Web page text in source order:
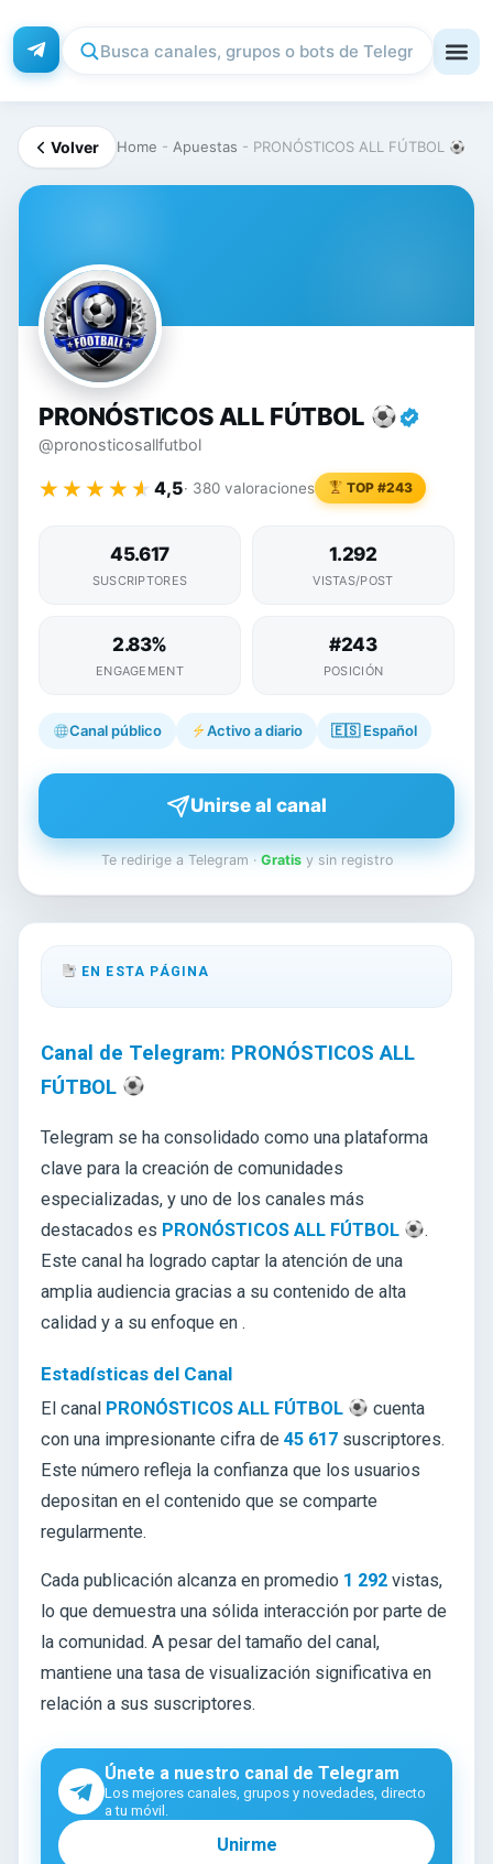
Volver Home - Apuestas - PRONÓSTICOS ALL FÚTBOL
PR
PRONÓSTICOS ALL FÚTBOL
@pronosticosallfutbol
★★★★★
★★★★★ 4,5· 380 valoraciones TOP #243
45.617
SUSCRIPTORES
1.292
VISTAS/POST
2.83%
ENGAGEMENT
#243
POSICIÓN
Canal público Activo a diario 🇪🇸Español
Unirse al canal
Te redirige a Telegram · Gratisy sin registro
EN ESTA PÁGINA
Canal de Telegram: PRONÓSTICOS ALL
FÚTBOL
Telegram se ha consolidado como una plataforma
clave para la creación de comunidades
especializadas, y uno de los canales más
destacados es PRONÓSTICOS ALL FÚTBOL
.
Este canal ha logrado captar la atención de una
amplia audiencia gracias a su contenido de alta
calidad y a su enfoque en .
Estadísticas del Canal
El canal PRONÓSTICOS ALL FÚTBOL
cuenta
con una impresionante cifra de 45 617 suscriptores.
Este número refleja la confianza que los usuarios
depositan en el contenido que se comparte
regularmente.
Cada publicación alcanza en promedio 1 292 vistas,
lo que demuestra una sólida interacción por parte de
la comunidad. A pesar del tamaño del canal,
mantiene una tasa de visualización significativa en
relación a sus suscriptores.
Únete a nuestro canal de Telegram
Los mejores canales, grupos y novedades, directo
a tu móvil.
Unirme